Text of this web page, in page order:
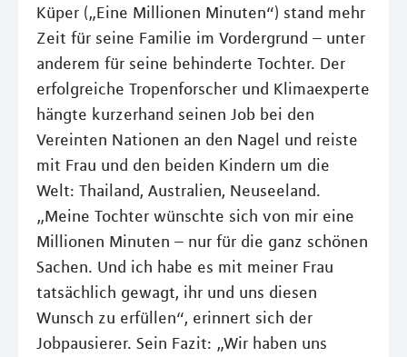
Küper („Eine Millionen Minuten“) stand mehr
Zeit für seine Familie im Vordergrund – unter
anderem für seine behinderte Tochter. Der
erfolgreiche Tropenforscher und Klimaexperte
hängte kurzerhand seinen Job bei den
Vereinten Nationen an den Nagel und reiste
mit Frau und den beiden Kindern um die
Welt: Thailand, Australien, Neuseeland.
„Meine Tochter wünschte sich von mir eine
Millionen Minuten – nur für die ganz schönen
Sachen. Und ich habe es mit meiner Frau
tatsächlich gewagt, ihr und uns diesen
Wunsch zu erfüllen“, erinnert sich der
Jobpausierer. Sein Fazit: „Wir haben uns